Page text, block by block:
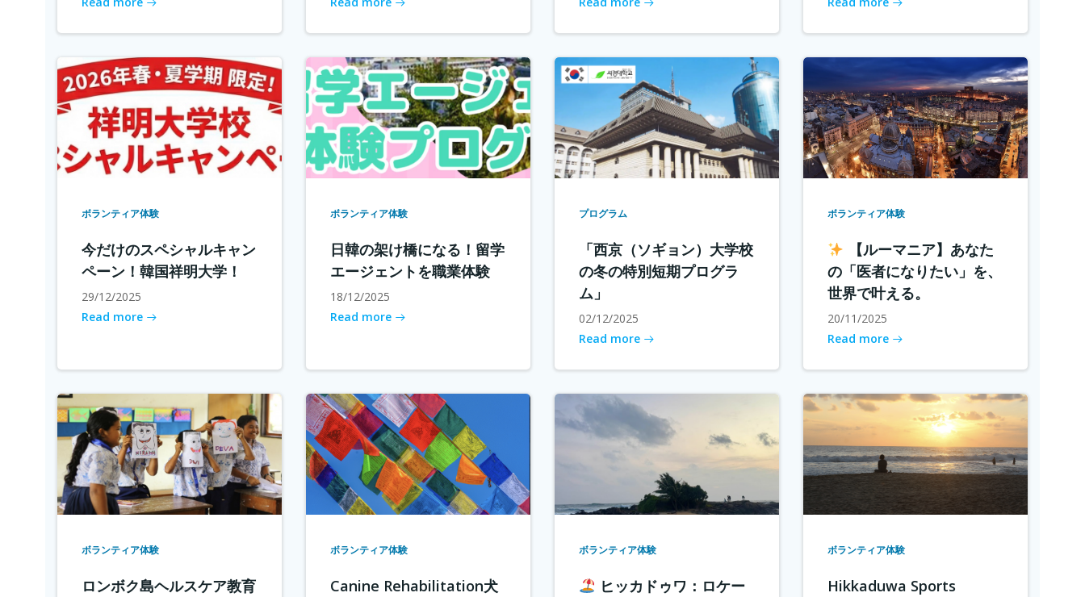
ボランティア体験
今だけのスペシャルキャン
ペーン！韓国祥明大学！
29/12/2025
Read more
ボランティア体験
日韓の架け橋になる！留学
エージェントを職業体験
18/12/2025
Read more
プログラム
「西京（ソギョン）大学校
の冬の特別短期プログラ
ム」
02/12/2025
Read more
ボランティア体験
【ルーマニア】あなた
の「医者になりたい」を、
世界で叶える。
20/11/2025
Read more
ボランティア体験
ロンボク島ヘルスケア教育
ボランティア体験
Canine Rehabilitation犬
ボランティア体験
ヒッカドゥワ：ロケー
ボランティア体験
Hikkaduwa Sports